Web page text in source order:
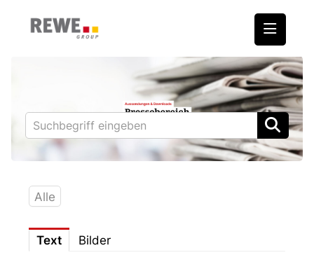
REWE International AG
BILLA
PENNY
BIPA
Downloads
Alle
Text Bilder